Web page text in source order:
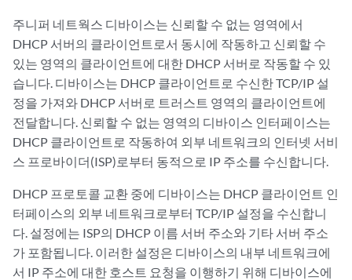
주니퍼 네트웍스 디바이스는 신뢰할 수 없는 영역에서
DHCP 서버의 클라이언트로서 동시에 작동하고 신뢰할 수
있는 영역의 클라이언트에 대한 DHCP 서버로 작동할 수 있
습니다. 디바이스는 DHCP 클라이언트로 수신한 TCP/IP 설
정을 가져와 DHCP 서버로 트러스트 영역의 클라이언트에
전달합니다. 신뢰할 수 없는 영역의 디바이스 인터페이스는
DHCP 클라이언트로 작동하여 외부 네트워크의 인터넷 서비
스 프로바이더(ISP)로부터 동적으로 IP 주소를 수신합니다.
DHCP 프로토콜 교환 중에 디바이스는 DHCP 클라이언트 인
터페이스의 외부 네트워크로부터 TCP/IP 설정을 수신합니
다. 설정에는 ISP의 DHCP 이름 서버 주소와 기타 서버 주소
가 포함됩니다. 이러한 설정은 디바이스의 내부 네트워크에
서 IP 주소에 대한 호스트 요청을 이행하기 위해 디바이스에